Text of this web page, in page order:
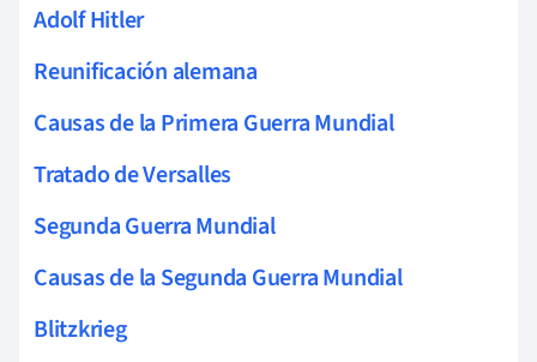
Adolf Hitler
Reunificación alemana
Causas de la Primera Guerra Mundial
Tratado de Versalles
Segunda Guerra Mundial
Causas de la Segunda Guerra Mundial
Blitzkrieg